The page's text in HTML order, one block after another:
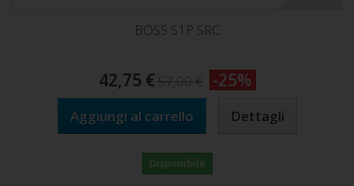
BOSS S1P SRC
42,75 €57,00 € -25%
Aggiungi al carrello Dettagli
Disponibile